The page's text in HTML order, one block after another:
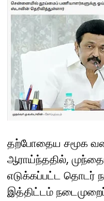
தற்போதைய சமூக
ஆராய்ந்ததில்,
எடுக்கப்பட்ட தொடர்
இத்திட்டம்